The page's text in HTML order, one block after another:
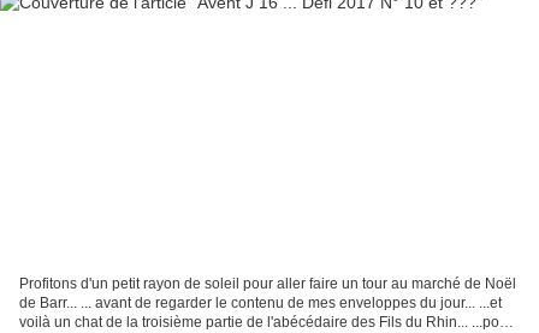
Profitons d'un petit rayon de soleil pour aller faire un tour au marché de Noël
de Barr... ... avant de regarder le contenu de mes enveloppes du jour... ...et
voilà un chat de la troisième partie de l'abécédaire des Fils du Rhin... ...pour